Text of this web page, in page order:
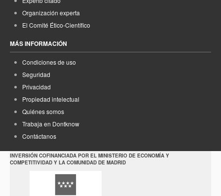
Organización experta
El Comité Ético-Científico
MÁS INFORMACIÓN
Condiciones de uso
Seguridad
Privacidad
Propiedad intelectual
Quiénes somos
Trabaja en Dontknow
Contáctanos
INVERSIÓN COFINANCIADA POR EL MINISTERIO DE ECONOMÍA Y
COMPETITIVIDAD Y LA COMUNIDAD DE MADRID